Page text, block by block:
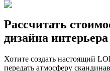
Рассчитать
дизайна интерьера
Хотите создать настоящий
передать атмосферу